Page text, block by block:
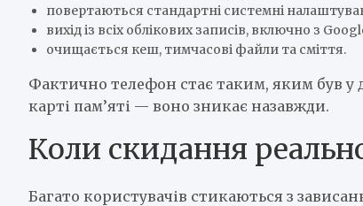
повертаються стандартні системні
вихід із всіх облікових записів, включно з
очищається кеш, тимчасові файли та сміття.
Фактично телефон стає таким, яким був у
карті пам’яті — воно зникає назавжди.
Коли скидання
Багато користувачів стикаються з